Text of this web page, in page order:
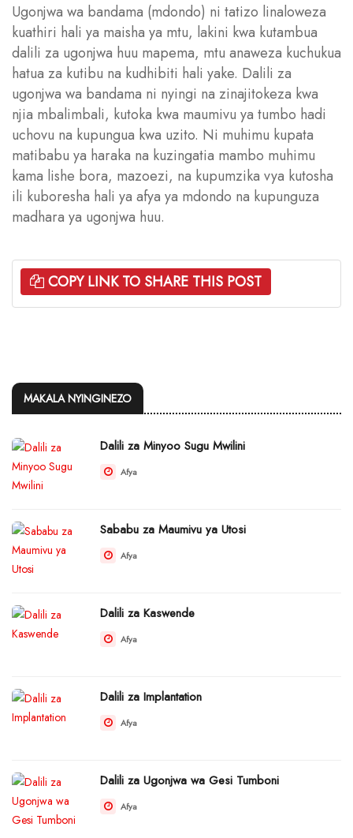
Ugonjwa wa bandama (mdondo) ni tatizo linaloweza
kuathiri hali ya maisha ya mtu, lakini kwa kutambua
dalili za ugonjwa huu mapema, mtu anaweza kuchukua
hatua za kutibu na kudhibiti hali yake. Dalili za
ugonjwa wa bandama ni nyingi na zinajitokeza kwa
njia mbalimbali, kutoka kwa maumivu ya tumbo hadi
uchovu na kupungua kwa uzito. Ni muhimu kupata
matibabu ya haraka na kuzingatia mambo muhimu
kama lishe bora, mazoezi, na kupumzika vya kutosha
ili kuboresha hali ya afya ya mdondo na kupunguza
madhara ya ugonjwa huu.
COPY LINK TO SHARE THIS POST
MAKALA NYINGINEZO
Dalili za Minyoo Sugu Mwilini
Afya
Sababu za Maumivu ya Utosi
Afya
Dalili za Kaswende
Afya
Dalili za Implantation
Afya
Dalili za Ugonjwa wa Gesi Tumboni
Afya